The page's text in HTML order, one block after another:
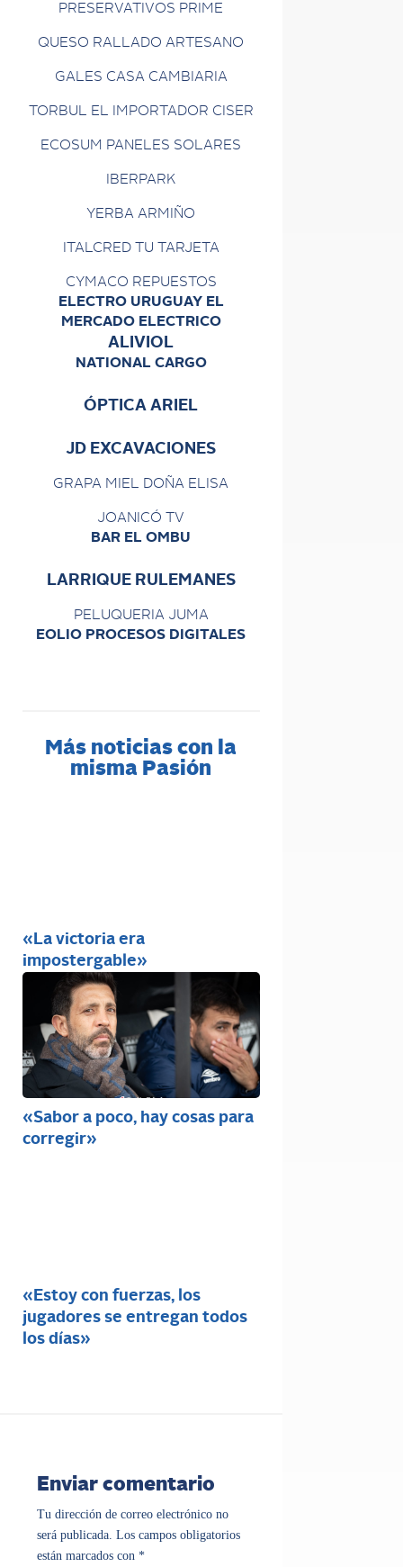
PRESERVATIVOS PRIME
QUESO RALLADO ARTESANO
GALES CASA CAMBIARIA
TORBUL EL IMPORTADOR CISER
ECOSUM PANELES SOLARES
IBERPARK
YERBA ARMIÑO
ITALCRED TU TARJETA
CYMACO REPUESTOS
ELECTRO URUGUAY EL
MERCADO ELECTRICO
ALIVIOL
NATIONAL CARGO
ÓPTICA ARIEL
JD EXCAVACIONES
GRAPA MIEL DOÑA ELISA
JOANICÓ TV
BAR EL OMBU
LARRIQUE RULEMANES
PELUQUERIA JUMA
EOLIO PROCESOS DIGITALES
Más noticias con la
misma Pasión
«La victoria era
impostergable»
«Sabor a poco, hay cosas para
corregir»
«Estoy con fuerzas, los
jugadores se entregan todos
los días»
Enviar comentario
Tu dirección de correo electrónico no
será publicada. Los campos obligatorios
están marcados con *